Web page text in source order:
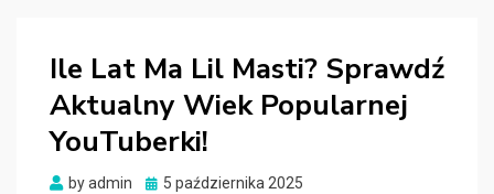
Ile Lat Ma Lil Masti? Sprawdź
Aktualny Wiek Popularnej
YouTuberki!
byadmin
Posted
5 października 2025